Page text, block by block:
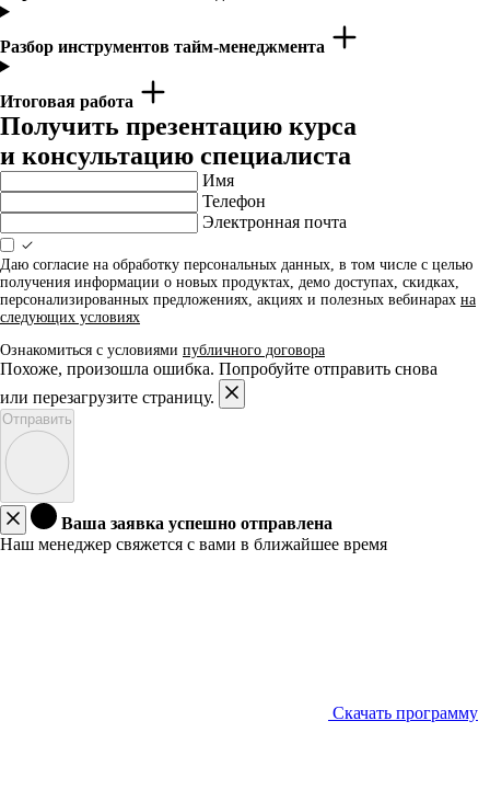
Разбор инструментов тайм-менеджмента
Итоговая работа
Получить презентацию курса
и консультацию специалиста
Имя
Телефон
Электронная почта
Даю согласие на обработку персональных данных, в том числе с целью
получения информации о новых продуктах, демо доступах, скидках,
персонализированных предложениях, акциях и полезных вебинарах на
следующих условиях
Ознакомиться с условиями публичного договора
Похоже, произошла ошибка. Попробуйте отправить снова
или перезагрузите страницу.
Отправить
Ваша заявка успешно отправлена
Наш менеджер свяжется с вами в ближайшее время
Скачать программу